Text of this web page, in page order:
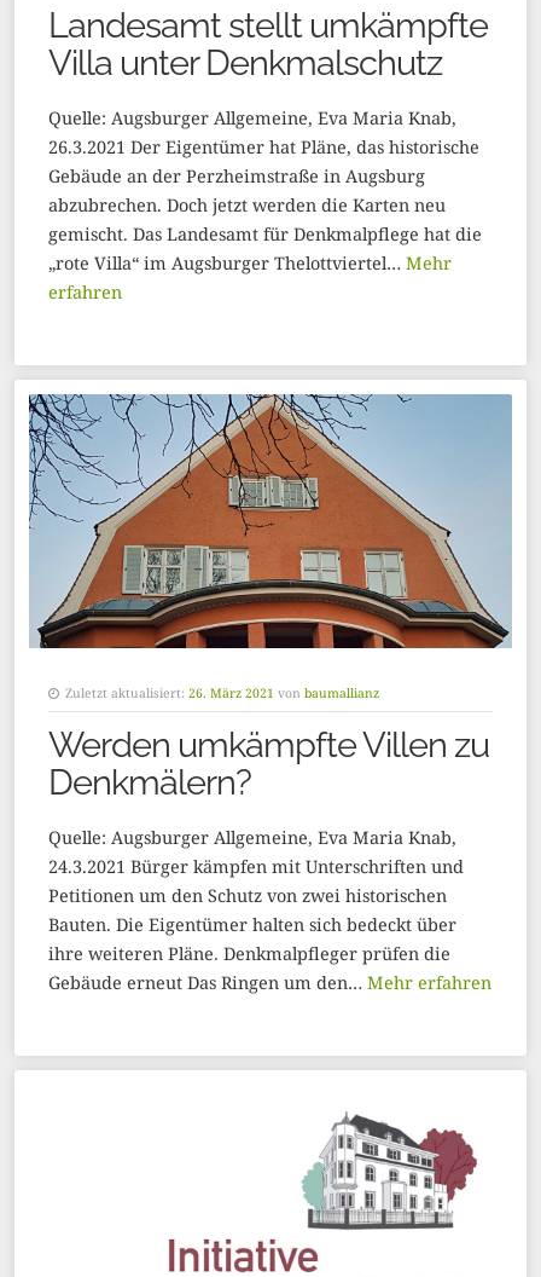
Landesamt stellt umkämpfte
Villa unter Denkmalschutz
Quelle: Augsburger Allgemeine, Eva Maria Knab,
26.3.2021 Der Eigentümer hat Pläne, das historische
Gebäude an der Perzheimstraße in Augsburg
abzubrechen. Doch jetzt werden die Karten neu
gemischt. Das Landesamt für Denkmalpflege hat die
„rote Villa“ im Augsburger Thelottviertel… Mehr
erfahren
Zuletzt aktualisiert: 26. März 2021 von baumallianz
Werden umkämpfte Villen zu
Denkmälern?
Quelle: Augsburger Allgemeine, Eva Maria Knab,
24.3.2021 Bürger kämpfen mit Unterschriften und
Petitionen um den Schutz von zwei historischen
Bauten. Die Eigentümer halten sich bedeckt über
ihre weiteren Pläne. Denkmalpfleger prüfen die
Gebäude erneut Das Ringen um den… Mehr erfahren